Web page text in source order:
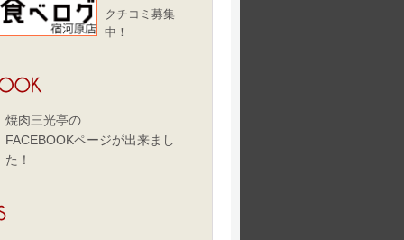
クチコミ募集
中！
焼肉三光亭の
FACEBOOKページが出来まし
た！